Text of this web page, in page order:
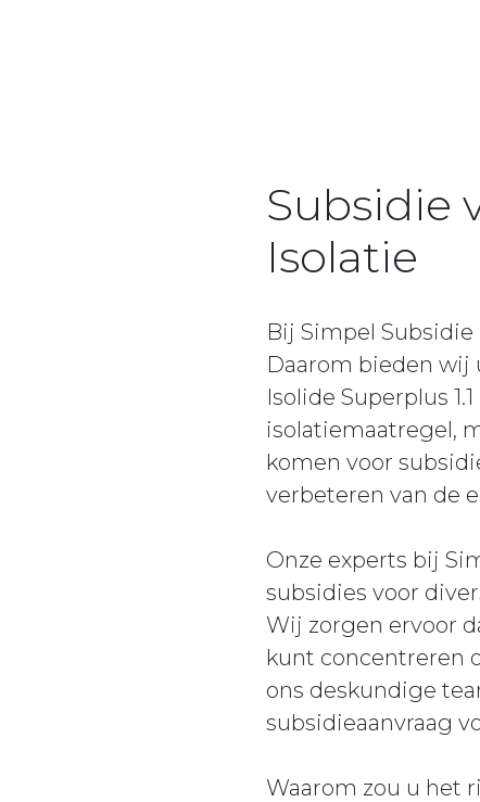
Subsidie
Isolatie
Bij Simpel
Daarom bieden wij
Isolide Superplus
isolatiemaatregel,
komen voor
verbeteren van de
Onze experts bij
subsidies voor
Wij zorgen ervoor
kunt concentreren
ons deskundige
subsidieaanvraag
Waarom zou u het